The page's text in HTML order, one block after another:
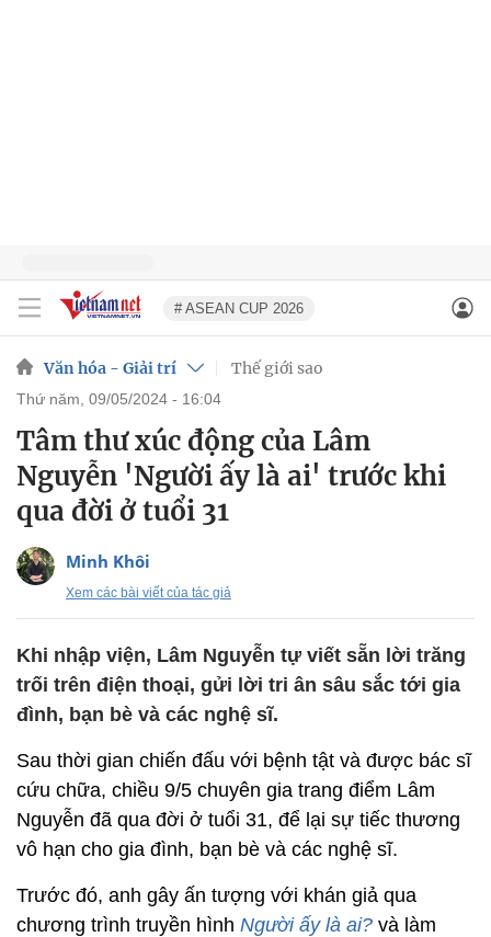
# ASEAN CUP 2026
Văn hóa - Giải trí Thế giới sao
thứ năm, 09/05/2024 - 16:04
Tâm thư xúc động của Lâm
Nguyễn 'Người ấy là ai' trước khi
qua đời ở tuổi 31
Minh Khôi
Xem các bài viết của tác giả
Khi nhập viện, Lâm Nguyễn tự viết sẵn lời trăng
trối trên điện thoại, gửi lời tri ân sâu sắc tới gia
đình, bạn bè và các nghệ sĩ.
Sau thời gian chiến đấu với bệnh tật và được bác sĩ
cứu chữa, chiều 9/5 chuyên gia trang điểm Lâm
Nguyễn đã qua đời ở tuổi 31, để lại sự tiếc thương
vô hạn cho gia đình, bạn bè và các nghệ sĩ.
Trước đó, anh gây ấn tượng với khán giả qua
chương trình truyền hình Người ấy là ai? và làm